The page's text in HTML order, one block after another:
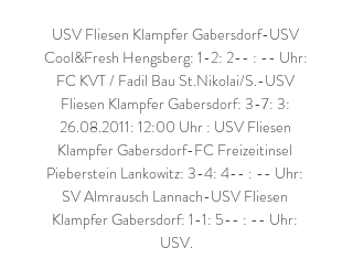
USV Fliesen Klampfer Gabersdorf-USV
Cool&Fresh Hengsberg: 1-2: 2-- : -- Uhr:
FC KVT / Fadil Bau St.Nikolai/S.-USV
Fliesen Klampfer Gabersdorf: 3-7: 3:
26.08.2011: 12:00 Uhr : USV Fliesen
Klampfer Gabersdorf-FC Freizeitinsel
Pieberstein Lankowitz: 3-4: 4-- : -- Uhr:
SV Almrausch Lannach-USV Fliesen
Klampfer Gabersdorf: 1-1: 5-- : -- Uhr:
USV.